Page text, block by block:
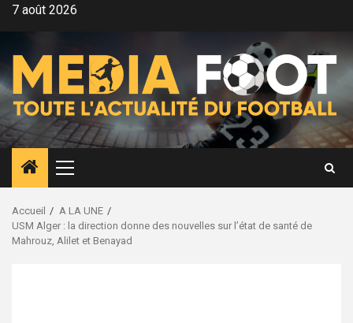
Aller7 août 2026
Menu
principal
Accueil
A LA UNE
USM Alger : la direction donne des nouvelles sur l’état de santé de
Mahrouz, Alilet et Benayad